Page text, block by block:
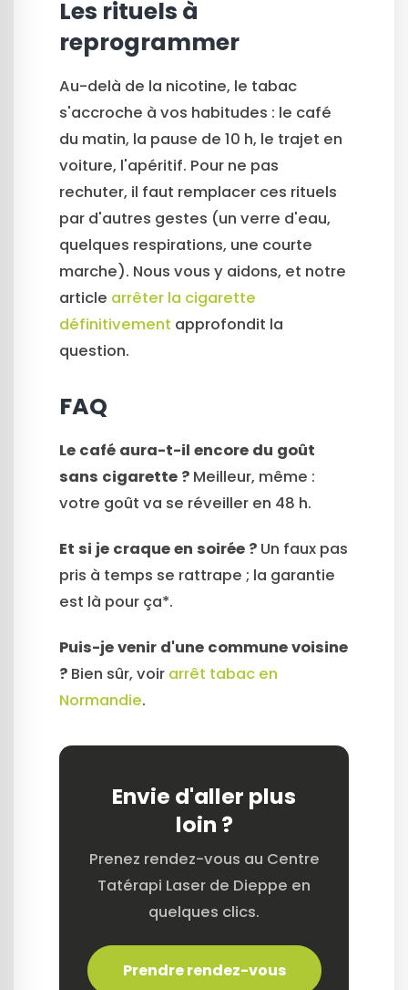
Les rituels à
reprogrammer
Au-delà de la nicotine, le tabac
s'accroche à vos habitudes : le café
du matin, la pause de 10 h, le trajet en
voiture, l'apéritif. Pour ne pas
rechuter, il faut remplacer ces rituels
par d'autres gestes (un verre d'eau,
quelques respirations, une courte
marche). Nous vous y aidons, et notre
article arrêter la cigarette
définitivement approfondit la
question.
FAQ
Le café aura-t-il encore du goût
sans cigarette ? Meilleur, même :
votre goût va se réveiller en 48 h.
Et si je craque en soirée ? Un faux pas
pris à temps se rattrape ; la garantie
est là pour ça*.
Puis-je venir d'une commune voisine
? Bien sûr, voir arrêt tabac en
Normandie.
Envie d'aller plus
loin ?
Prenez rendez-vous au Centre
Tatérapi Laser de Dieppe en
quelques clics.
Prendre rendez-vous